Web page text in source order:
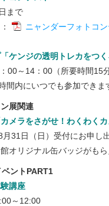
まで
ニャンダーフォトコ
ケンジの透明トレカをつく
00～14：00（所要時間15分
内にいつでも参加できま
展関連
メラをさがせ！わくわくカ
31日（日）受付にお申し
オリジナル缶バッジがも
ントPART1
講座
～12:00